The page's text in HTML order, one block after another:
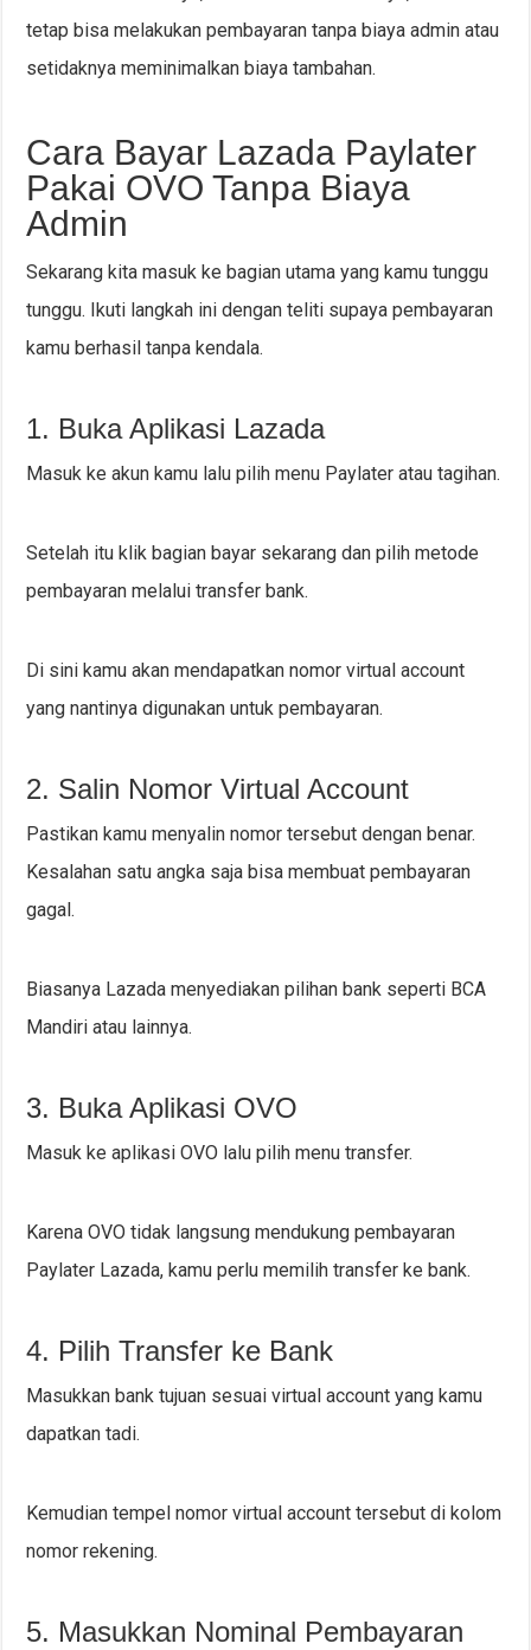
tetap bisa melakukan pembayaran tanpa biaya admin atau
setidaknya meminimalkan biaya tambahan.
Cara Bayar Lazada Paylater
Pakai OVO Tanpa Biaya
Admin
Sekarang kita masuk ke bagian utama yang kamu tunggu
tunggu. Ikuti langkah ini dengan teliti supaya pembayaran
kamu berhasil tanpa kendala.
1. Buka Aplikasi Lazada
Masuk ke akun kamu lalu pilih menu Paylater atau tagihan.
Setelah itu klik bagian bayar sekarang dan pilih metode
pembayaran melalui transfer bank.
Di sini kamu akan mendapatkan nomor virtual account
yang nantinya digunakan untuk pembayaran.
2. Salin Nomor Virtual Account
Pastikan kamu menyalin nomor tersebut dengan benar.
Kesalahan satu angka saja bisa membuat pembayaran
gagal.
Biasanya Lazada menyediakan pilihan bank seperti BCA
Mandiri atau lainnya.
3. Buka Aplikasi OVO
Masuk ke aplikasi OVO lalu pilih menu transfer.
Karena OVO tidak langsung mendukung pembayaran
Paylater Lazada, kamu perlu memilih transfer ke bank.
4. Pilih Transfer ke Bank
Masukkan bank tujuan sesuai virtual account yang kamu
dapatkan tadi.
Kemudian tempel nomor virtual account tersebut di kolom
nomor rekening.
5. Masukkan Nominal Pembayaran